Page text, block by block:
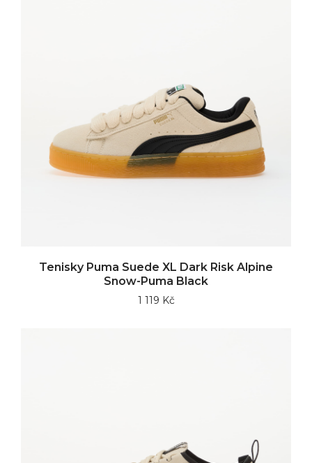
Tenisky Puma Suede XL Dark Risk Alpine
Snow-Puma Black
1 119 Kč